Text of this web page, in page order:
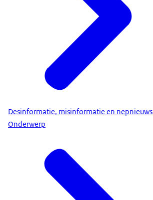
Desinformatie, misinformatie en nepnieuws
Onderwerp